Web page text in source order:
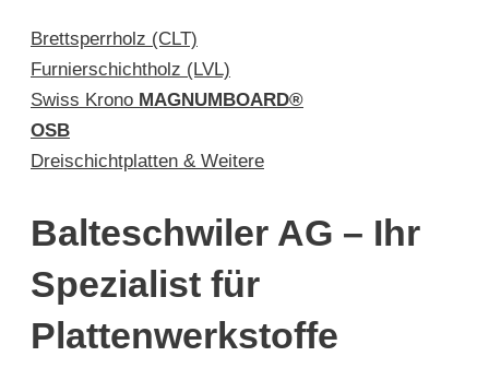
Brettsperrholz (CLT)
Furnierschichtholz (LVL)
Swiss Krono MAGNUMBOARD®
OSB
Dreischichtplatten & Weitere
Balteschwiler AG – Ihr
Spezialist für
Plattenwerkstoffe